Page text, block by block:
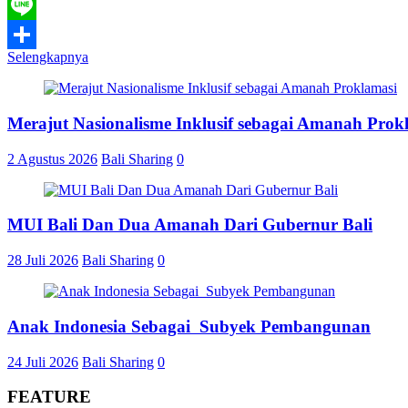
WhatsApp
Line
Share
Selengkapnya
Merajut Nasionalisme Inklusif sebagai Amanah
2 Agustus 2026 Bali Sharing 0
MUI Bali Dan Dua Amanah Dari Gubernur Bali
28 Juli 2026 Bali Sharing 0
Anak Indonesia Sebagai Subyek Pembangunan
24 Juli 2026 Bali Sharing 0
FEATURE